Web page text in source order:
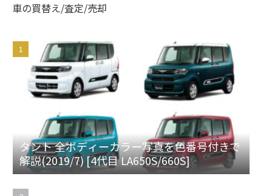
車の買替え/査定/売却
タント 全ボディーカラー写真を色番号付きで
解説(2019/7) [4代目 LA650S/660S]